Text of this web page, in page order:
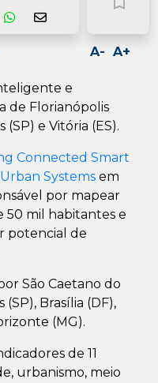
Whatsapp
A+
A-
e
de Florianópolis
(SP) e Vitória (ES).
Connected Smart
Urban Systems em
por mapear
50 mil habitantes e
potencial de
São Caetano do
Brasília (DF),
(MG).
de 11
urbanismo, meio